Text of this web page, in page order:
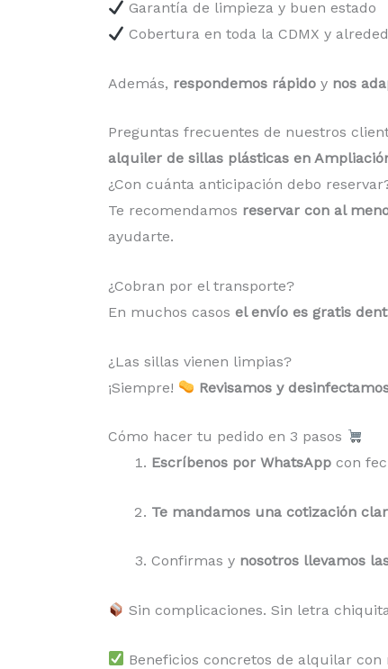
Garantía de limpieza y buen estado
Cobertura en toda la CDMX y
Además, respondemos rápido y nos
Preguntas frecuentes de nuestros
alquiler de sillas plásticas en
¿Con cuánta anticipación debo
Te recomendamos reservar con al
ayudarte.
¿Cobran por el transporte?
En muchos casos el envío es gratis
¿Las sillas vienen limpias?
¡Siempre!
Revisamos y
Cómo hacer tu pedido en 3 pasos
Escríbenos por WhatsApp con
Te mandamos una cotización
Confirmas y nosotros llevamos
Sin complicaciones. Sin letra
Beneficios concretos de alquilar con